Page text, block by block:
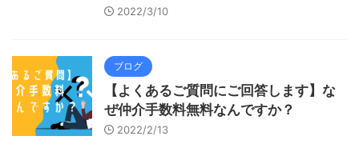
2022/3/10
ブログ
【よくあるご質問にご回答します】な
ぜ仲介手数料無料なんですか？
2022/2/13